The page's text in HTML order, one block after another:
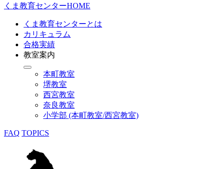
くま教育センターHOME
くま教育センターとは
カリキュラム
合格実績
教室案内
本町教室
堺教室
西宮教室
奈良教室
小学部 (本町教室/西宮教室)
FAQ TOPICS